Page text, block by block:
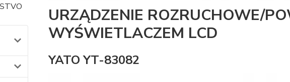
URZĄDZENIE ROZRUCHOWE/
WYŚWIETLACZEM LCD
YATO YT-83082